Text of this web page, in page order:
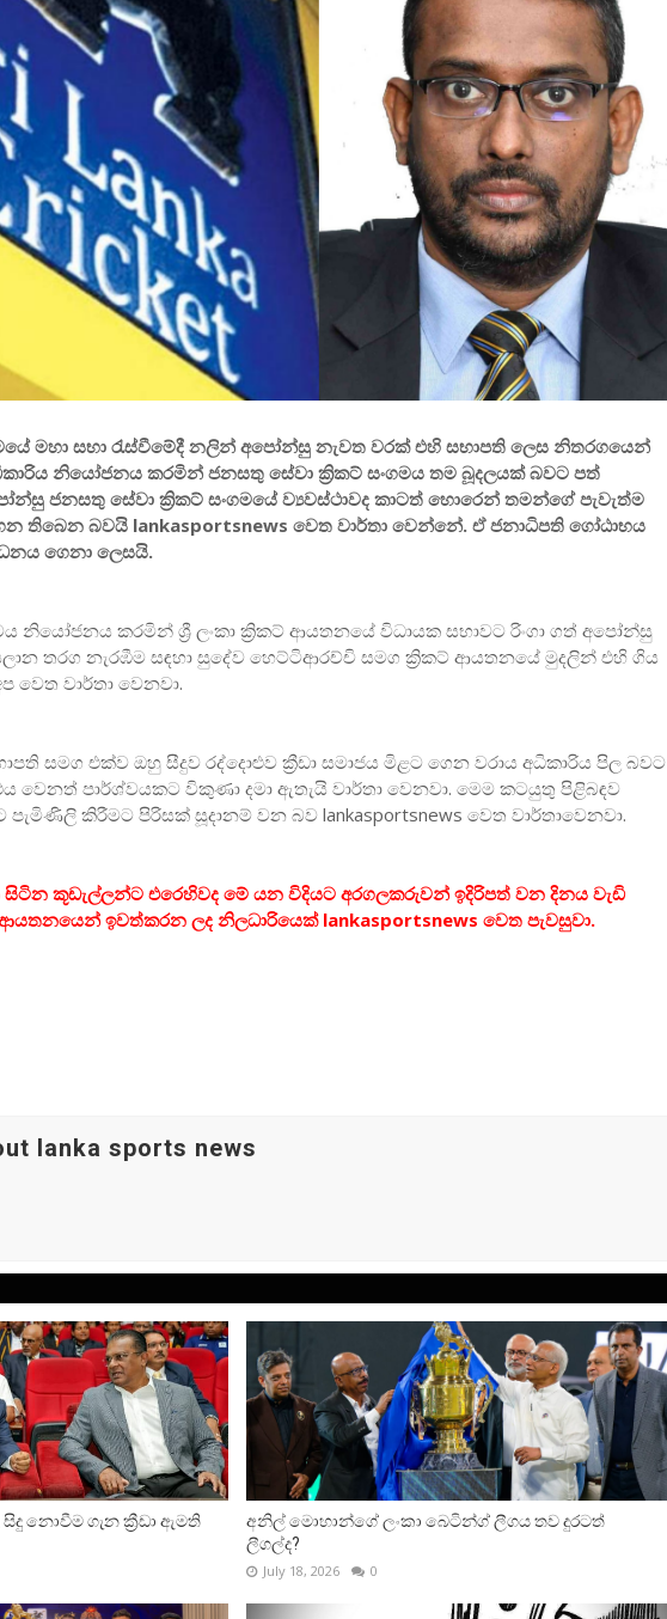
මහා සභා රැස්වීමේදී නලින් අපෝන්සු නැවත වරක් එහි සභාපති ලෙස නිතරගයෙන්
නියෝජනය කරමින් ජනසතු සේවා ක්‍රිකට් සංගමය තම බූදලයක් බවට පත්
ජනසතු සේවා ක්‍රිකට් සංගමයේ ව්‍යවස්ථාවද කාටත් හොරෙන් තමන්ගේ පැවැත්ම
තිබෙන බවයි lankasportsnews වෙත වාර්තා වෙන්නේ. ඒ ජනාධිපති ගෝඨාභය
ගෙනා ලෙසයි.
නියෝජනය කරමින් ශ්‍රී ලංකා ක්‍රිකට් ආයතනයේ විධායක සභාවට රිංගා ගත් අපෝන්සු
තරග නැරඹීම සඳහා සුදේව හෙට්ටිආරච්චි සමග ක්‍රිකට් ආයතනයේ මුදලින් එහි ගිය
වෙත වාර්තා වෙනවා.
සමග එක්ව ඔහු සීදුව රද්දොළුව ක්‍රීඩා සමාජය මිළට ගෙන වරාය අධිකාරිය පිල බවට
වෙනත් පාර්ශ්වයකට විකුණා දමා ඇතැයි වාර්තා වෙනවා. මෙම කටයුතු පිළිබඳව
කිරීමට පිරිසක් සූදානම් වන බව lankasportsnews වෙත වාර්තාවෙනවා.
සිටින කූඩැල්ලන්ට එරෙහිවද මේ යන විදියට අරගලකරුවන් ඉදිරිපත් වන දිනය වැඩි
ඉවත්කරන ලද නිලධාරියෙක් lankasportsnews වෙත පැවසුවා.
lanka sports news
නොවීම ගැන ක්‍රීඩා ඇමති
අනිල් මොහාන්ගේ ලංකා බෙටින්ග් ලීගය තව දුරටත්
ලීගල්ද?
July 18, 2026 0